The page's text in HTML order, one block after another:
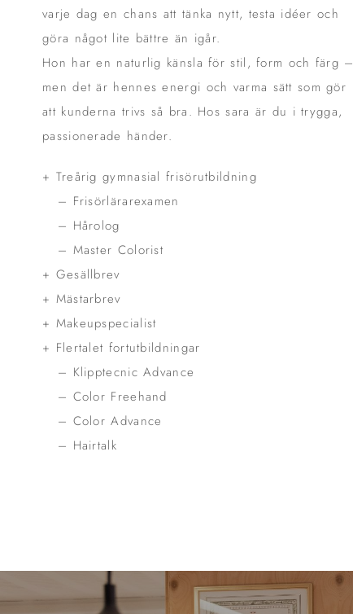
varje dag en chans att tänka nytt, testa idéer och
göra något lite bättre än igår.
Hon har en naturlig känsla för stil, form och färg –
men det är hennes energi och varma sätt som gör
att kunderna trivs så bra. Hos sara är du i trygga,
passionerade händer.
+ Treårig gymnasial frisörutbildning
– Frisörlärarexamen
– Hårolog
– Master Colorist
+ Gesällbrev
+ Mästarbrev
+ Makeupspecialist
+ Flertalet fortutbildningar
– Klipptecnic Advance
– Color Freehand
– Color Advance
– Hairtalk